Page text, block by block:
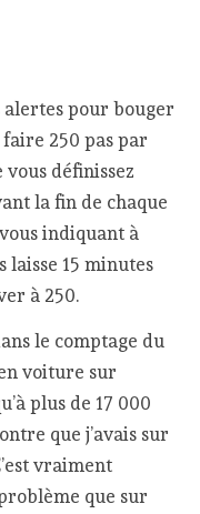
alertes pour bouger
faire 250 pas par
définissez
la fin de chaque
indiquant à
laisse 15 minutes
à 250.
le comptage du
voiture sur
plus de 17 000
que j’avais sur
vraiment
que sur